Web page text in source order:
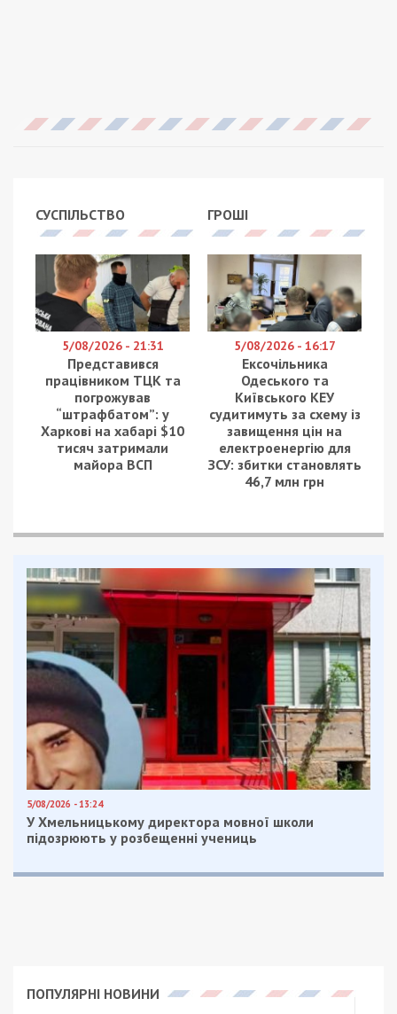
СУСПІЛЬСТВО
5/08/2026 - 21:31
Представився
працівником ТЦК та
погрожував
“штрафбатом”: у
Харкові на хабарі $10
тисяч затримали
майора ВСП
ГРОШІ
5/08/2026 - 16:17
Ексочільника
Одеського та
Київського КЕУ
судитимуть за схему із
завищення цін на
електроенергію для
ЗСУ: збитки становлять
46,7 млн грн
5/08/2026 - 13:24
У Хмельницькому директора мовної школи
підозрюють у розбещенні учениць
ПОПУЛЯРНІ НОВИНИ